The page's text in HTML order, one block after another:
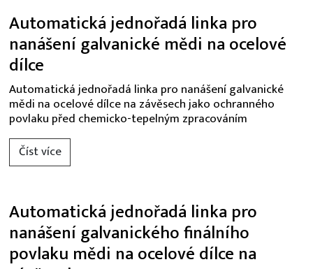
Automatická jednořadá linka pro
nanášení galvanické mědi na ocelové
dílce
Automatická jednořadá linka pro nanášení galvanické
mědi na ocelové dílce na závěsech jako ochranného
povlaku před chemicko-tepelným zpracováním
Číst více
Automatická jednořadá linka pro
nanášení galvanického finálního
povlaku mědi na ocelové dílce na